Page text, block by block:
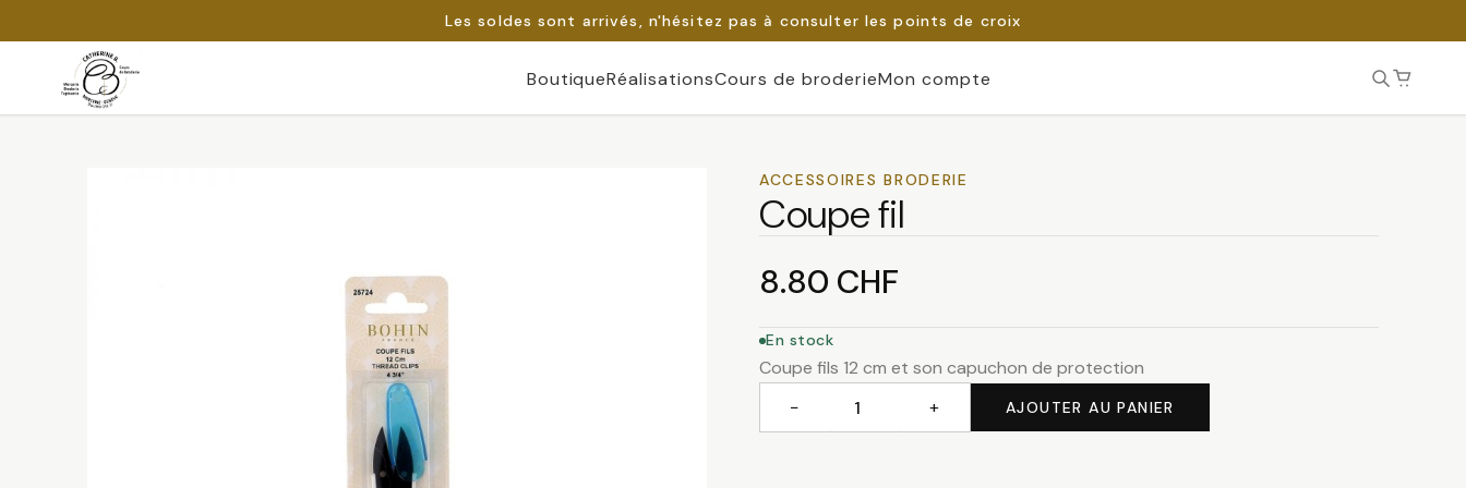
Les soldes sont arrivés, n'hésitez pas à consulter les points de croix
Passer
BoutiqueRéalisationsCours de broderieMon compte
ACCESSOIRES BRODERIE
Coupe fil
8.80 CHF
En stock
Coupe fils 12 cm et son capuchon de protection
− + AJOUTER AU PANIER